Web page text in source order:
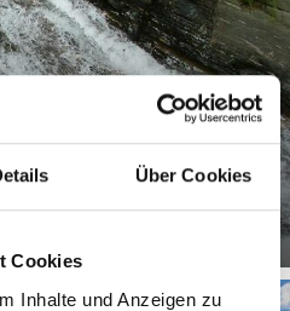
Über Cookies
Cookies
Inhalte und Anzeigen zu